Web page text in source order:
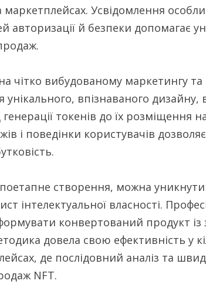
Усвідомлення
авторизації й безпеки допомагає
чітко вибудованому маркетингу
впізнаваного дизайну,
токенів до їх розміщення
і поведінки користувачів
створення, можна
інтелектуальної власності.
конвертований продукт
довела свою ефективність у
де послідовний аналіз та
NFT.